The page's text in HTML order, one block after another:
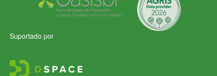
Suportado por